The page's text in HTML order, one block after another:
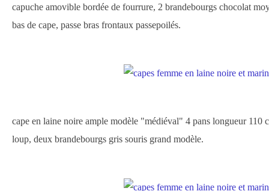
capuche amovible bordée de fourrure, 2 brandebourgs chocolat
bas de cape, passe bras frontaux passepoilés.
cape en laine noire ample modèle "médiéval" 4 pans longueur 110
loup, deux brandebourgs gris souris grand modèle.